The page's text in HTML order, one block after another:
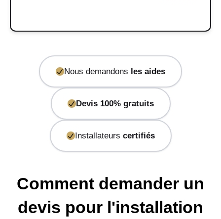
Nous demandons les aides
Devis 100% gratuits
Installateurs certifiés
Comment demander un
devis pour l'installation